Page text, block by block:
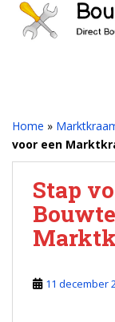
Home »
voor een
Stap
11 december